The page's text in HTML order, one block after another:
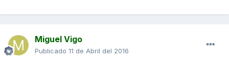
Miguel Vigo
Publicado 11 de Abril del 2016